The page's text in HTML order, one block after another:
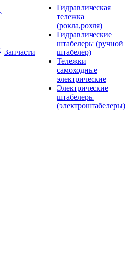
Запчасти
Гидравлическая
тележка
(рокла,рохля)
Гидравлические
штабелеры (ручной
штабелер)
Тележки
самоходные
электрические
Электрические
штабелеры
(электроштабелеры)